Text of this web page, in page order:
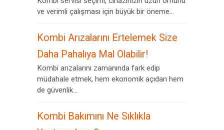
ve verimli çalışması için büyük bir öneme...
Kombi Arızalarını Ertelemek Size
Daha Pahalıya Mal Olabilir!
Kombi arızalarını zamanında fark edip
müdahale etmek, hem ekonomik açıdan hem
de güvenlik...
Kombi Bakımını Ne Sıklıkla